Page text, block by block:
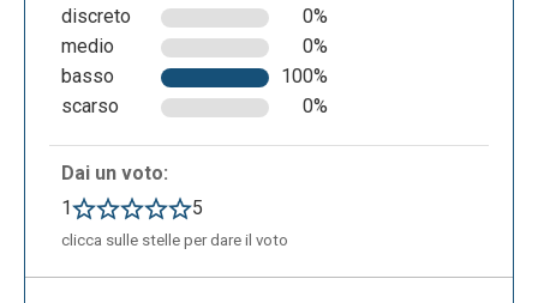
discreto
0%
medio
0%
basso
100%
scarso
0%
Dai un voto:
1
5
clicca sulle stelle per dare il voto